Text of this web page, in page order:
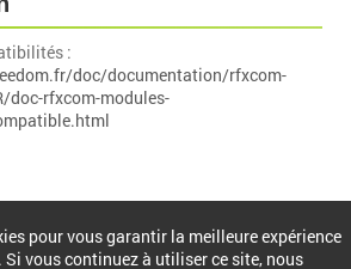
:
doc/documentation/rfxcom-
doc-rfxcom-modules-
pour vous garantir la meilleure expérience
Si vous continuez à utiliser ce site, nous